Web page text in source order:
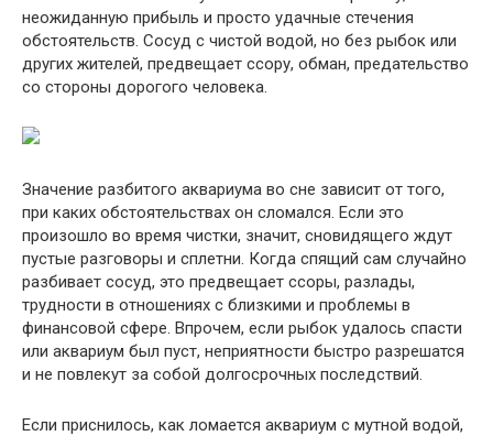
неожиданную прибыль и просто удачные стечения
обстоятельств. Сосуд с чистой водой, но без рыбок или
других жителей, предвещает ссору, обман, предательство
со стороны дорогого человека.
Значение разбитого аквариума во сне зависит от того,
при каких обстоятельствах он сломался. Если это
произошло во время чистки, значит, сновидящего ждут
пустые разговоры и сплетни. Когда спящий сам случайно
разбивает сосуд, это предвещает ссоры, разлады,
трудности в отношениях с близкими и проблемы в
финансовой сфере. Впрочем, если рыбок удалось спасти
или аквариум был пуст, неприятности быстро разрешатся
и не повлекут за собой долгосрочных последствий.
Если приснилось, как ломается аквариум с мутной водой,